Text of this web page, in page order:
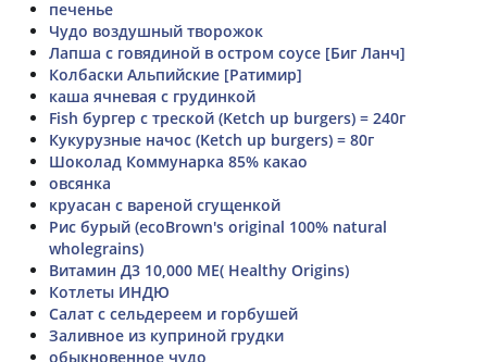
печенье
Чудо воздушный творожок
Лапша с говядиной в остром соусе [Биг Ланч]
Колбаски Альпийские [Ратимир]
каша ячневая с грудинкой
Fish бургер с треской (Ketch up burgers) = 240г
Кукурузные начос (Ketch up burgers) = 80г
Шоколад Коммунарка 85% какао
овсянка
круасан с вареной сгущенкой
Рис бурый (ecoBrown's original 100% natural
wholegrains)
Витамин Д3 10,000 МЕ( Healthy Origins)
Котлеты ИНДЮ
Салат с сельдереем и горбушей
Заливное из куприной грудки
обыкновенное чудо